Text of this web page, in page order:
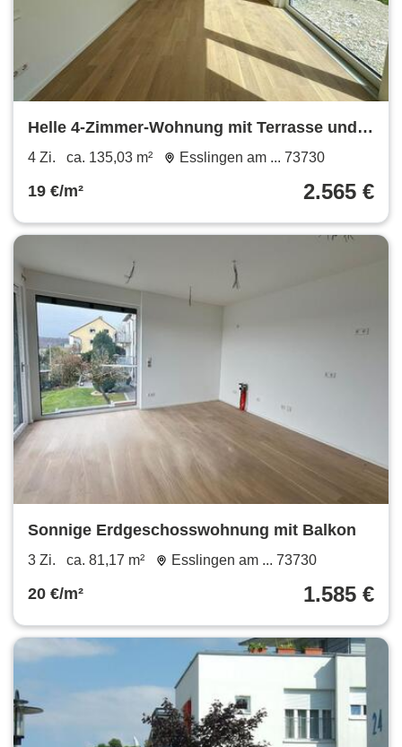
Helle 4-Zimmer-Wohnung mit Terrasse und
exklusiver Gartennutzung
4 Zi. ca. 135,03 m² Esslingen am ... 73730
19 €/m² 2.565 €
Sonnige Erdgeschosswohnung mit Balkon
3 Zi. ca. 81,17 m² Esslingen am ... 73730
20 €/m² 1.585 €